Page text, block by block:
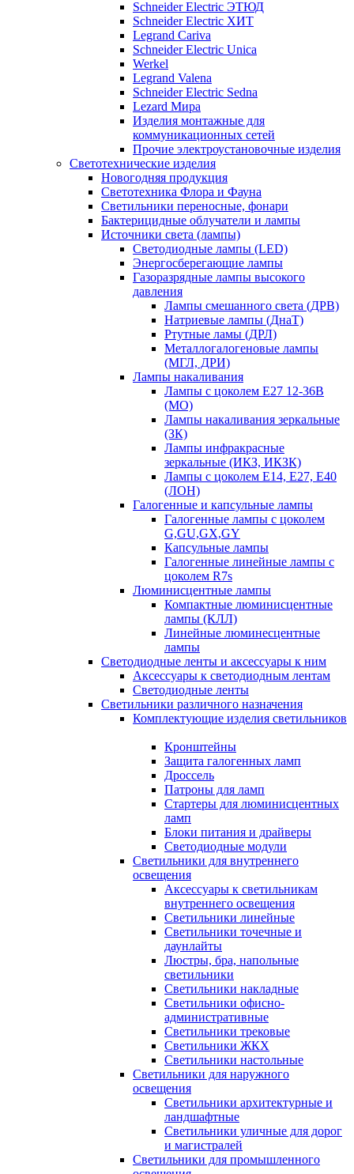
Schneider Electric ЭТЮД
Schneider Electric ХИТ
Legrand Cariva
Schneider Electric Unica
Werkel
Legrand Valena
Schneider Electric Sedna
Lezard Мира
Изделия монтажные для
коммуникационных сетей
Прочие электроустановочные изделия
Светотехнические изделия
Новогодняя продукция
Светотехника Флора и Фауна
Светильники переносные, фонари
Бактерицидные облучатели и лампы
Источники света (лампы)
Светодиодные лампы (LED)
Энергосберегающие лампы
Газоразрядные лампы высокого
давления
Лампы смешанного света (ДРВ)
Натриевые лампы (ДнаТ)
Ртутные ламы (ДРЛ)
Металлогалогеновые лампы
(МГЛ, ДРИ)
Лампы накаливания
Лампы с цоколем Е27 12-36В
(МО)
Лампы накаливания зеркальные
(ЗК)
Лампы инфракрасные
зеркальные (ИКЗ, ИКЗК)
Лампы с цоколем Е14, Е27, Е40
(ЛОН)
Галогенные и капсульные лампы
Галогенные лампы с цоколем
G,GU,GX,GY
Капсульные лампы
Галогенные линейные лампы с
цоколем R7s
Люминисцентные лампы
Компактные люминисцентные
лампы (КЛЛ)
Линейные люминесцентные
лампы
Светодиодные ленты и аксессуары к ним
Аксессуары к светодиодным лентам
Светодиодные ленты
Светильники различного назначения
Комплектующие изделия светильников
Кронштейны
Защита галогенных ламп
Дроссель
Патроны для ламп
Стартеры для люминисцентных
ламп
Блоки питания и драйверы
Светодиодные модули
Светильники для внутреннего
освещения
Аксессуары к светильникам
внутреннего освещения
Светильники линейные
Светильники точечные и
даунлайты
Люстры, бра, напольные
светильники
Светильники накладные
Светильники офисно-
административные
Светильники трековые
Светильники ЖКХ
Светильники настольные
Светильники для наружного
освещения
Светильники архитектурные и
ландшафтные
Светильники уличные для дорог
и магистралей
Светильники для промышленного